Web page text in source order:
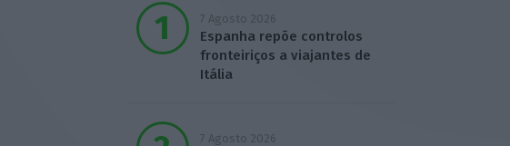
7 Agosto 2026
Espanha repõe controlos
fronteiriços a viajantes de
Itália
7 Agosto 2026